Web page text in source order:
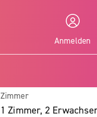
Anmelden
Zimmer
1 Zimmer, 2